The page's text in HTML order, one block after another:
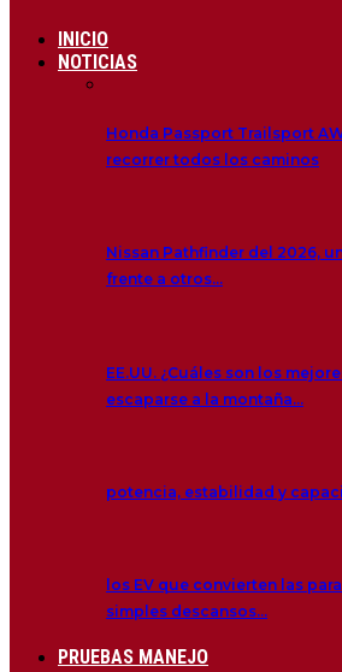
INICIO
NOTICIAS
Honda Passport Trailsport
recorrer todos los caminos
Nissan Pathfinder del 2026,
frente a otros…
EE.UU. ¿Cuáles son los
escaparse a la montaña…
potencia, estabilidad y
los EV que convierten las
simples descansos…
PRUEBAS MANEJO